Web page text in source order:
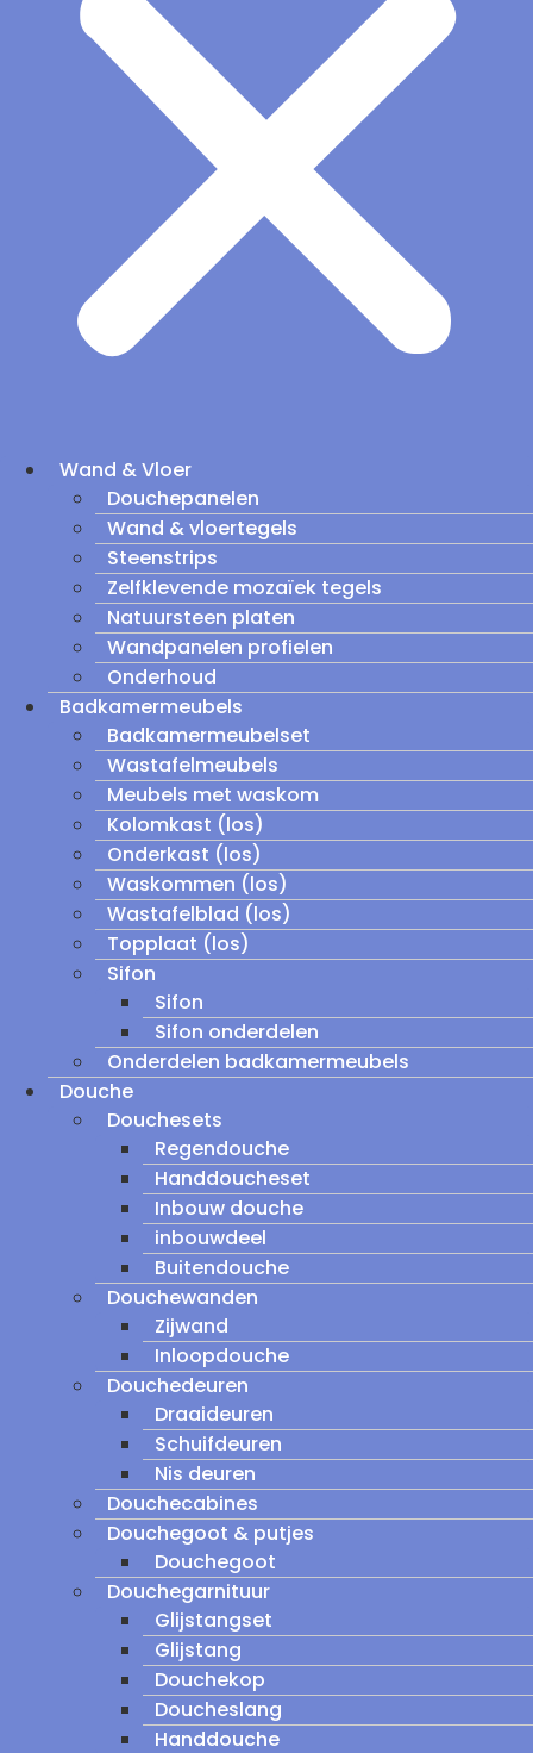
Wand & Vloer
Douchepanelen
Wand & vloertegels
Steenstrips
Zelfklevende mozaïek tegels
Natuursteen platen
Wandpanelen profielen
Onderhoud
Badkamermeubels
Badkamermeubelset
Wastafelmeubels
Meubels met waskom
Kolomkast (los)
Onderkast (los)
Waskommen (los)
Wastafelblad (los)
Topplaat (los)
Sifon
Sifon
Sifon onderdelen
Onderdelen badkamermeubels
Douche
Douchesets
Regendouche
Handdoucheset
Inbouw douche
inbouwdeel
Buitendouche
Douchewanden
Zijwand
Inloopdouche
Douchedeuren
Draaideuren
Schuifdeuren
Nis deuren
Douchecabines
Douchegoot & putjes
Douchegoot
Douchegarnituur
Glijstangset
Glijstang
Douchekop
Doucheslang
Handdouche